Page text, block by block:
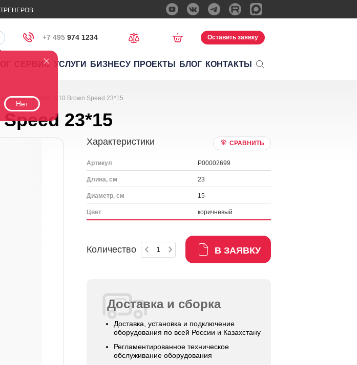
Нет
+7 495 974 1234 Оставить заявку
СЕРВИС УСЛУГИ БИЗНЕСУ ПРОЕКТЫ БЛОГ КОНТАКТЫ
Груша Everlast 1910 Brown Speed 23*15
23*15
Характеристики СРАВНИТЬ
Артикул P00002699
Длина, см 23
Диаметр, см 15
Цвет коричневый
Количество В ЗАЯВКУ
Доставка и сборка
Доставка, установка и подключение
оборудования по всей России и Казахстану
Регламентированное техническое
обслуживание оборудования